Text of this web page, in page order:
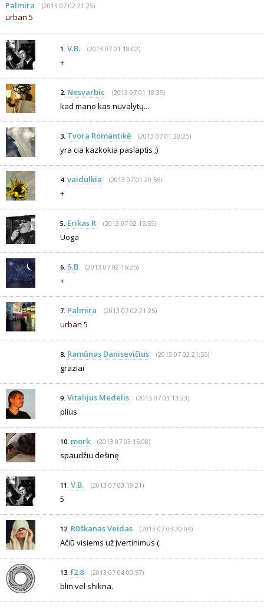
Palmira (2013 07 02 21:25)
urban 5
1. V.B. (2013 07 01 18:02)
+
2. Nesvarbic (2013 07 01 18:35)
kad mano kas nuvalytų...
3. Tvora Romantikė (2013 07 01 20:25)
yra cia kazkokia paslaptis ;)
4. vaidulkia (2013 07 01 20:55)
+
5. Erikas R (2013 07 02 15:55)
Uoga
6. S.B (2013 07 02 16:25)
+
7. Palmira (2013 07 02 21:25)
urban 5
8. Ramūnas Danisevičius (2013 07 02 21:55)
graziai
9. Vitalijus Medelis (2013 07 03 13:23)
plius
10. mork (2013 07 03 15:08)
spaudžiu dešinę
11. V.B. (2013 07 03 19:21)
5
12. Rūškanas Veidas (2013 07 03 20:04)
Ačiū visiems už įvertinimus (:
13. f2.8 (2013 07 04 00:57)
blin vel shikna.